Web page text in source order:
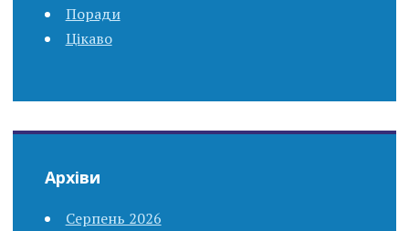
Поради
Цікаво
Архіви
Серпень 2026